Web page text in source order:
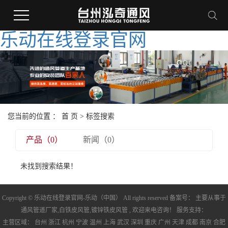
乐动在线登录官网
您当前的位置 ： 首 页 > 标签搜索
产品（0） 新闻（0）
未找到搜索结果！
Copyright © 乐动在线登录官网-乐动（中国） All rights reserved 备案号： 主要从事于
通风管道厂家, 白铁皮风管,镀锌铁皮风管 , 欢迎来电咨询！ 服务支持：
主营区域： 台州 浙江 杭州 宁波 温州 上海 武汉 深圳 重庆 广州 天津 成都 南京 合肥